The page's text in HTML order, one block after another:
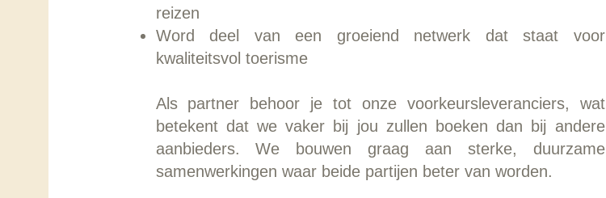
reizen
Word deel van een groeiend netwerk dat staat voor
kwaliteitsvol toerisme
Als partner behoor je tot onze voorkeursleveranciers, wat
betekent dat we vaker bij jou zullen boeken dan bij andere
aanbieders. We bouwen graag aan sterke, duurzame
samenwerkingen waar beide partijen beter van worden.